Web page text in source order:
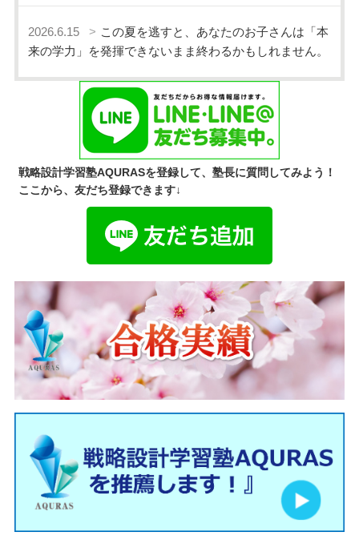
2026.6.15
この夏を逃すと、あなたのお子さんは「本
来の学力」を発揮できないまま終わるかもしれません。
戦略設計学習塾AQURASを登録して、塾長に質問してみよう！
ここから、友だち登録できます↓